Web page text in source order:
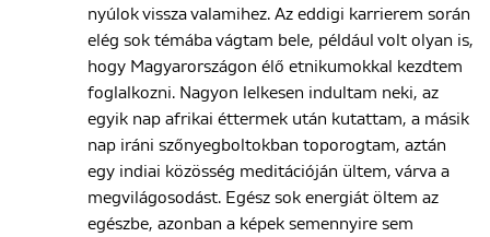
nyúlok vissza valamihez. Az eddigi karrierem során
elég sok témába vágtam bele, például volt olyan is,
hogy Magyarországon élő etnikumokkal kezdtem
foglalkozni. Nagyon lelkesen indultam neki, az
egyik nap afrikai éttermek után kutattam, a másik
nap iráni szőnyegboltokban toporogtam, aztán
egy indiai közösség meditációján ültem, várva a
megvilágosodást. Egész sok energiát öltem az
egészbe, azonban a képek semennyire sem